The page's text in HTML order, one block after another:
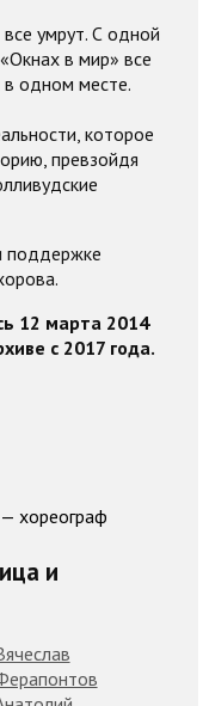
умрут. С одной
в мир» все
одном месте.
которое
превзойдя
поддержке
.
12 марта 2014
с 2017 года.
— хореограф
и